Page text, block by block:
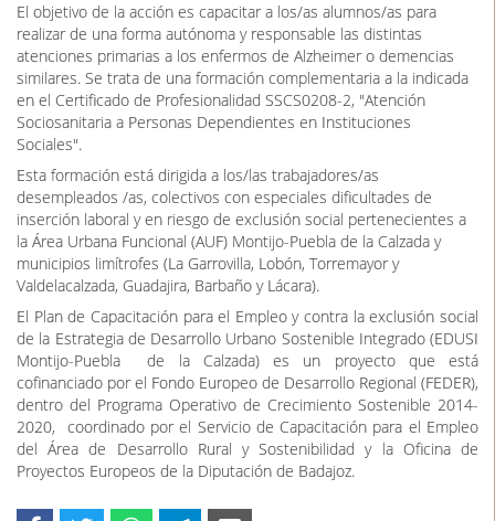
El objetivo de la acción es capacitar a los/as alumnos/as para
realizar de una forma autónoma y responsable las distintas
atenciones primarias a los enfermos de Alzheimer o demencias
similares. Se trata de una formación complementaria a la indicada
en el Certificado de Profesionalidad SSCS0208-2, "Atención
Sociosanitaria a Personas Dependientes en Instituciones
Sociales".
Esta formación está dirigida a los/las trabajadores/as
desempleados /as, colectivos con especiales dificultades de
inserción laboral y en riesgo de exclusión social pertenecientes a
la Área Urbana Funcional (AUF) Montijo-Puebla de la Calzada y
municipios limítrofes (La Garrovilla, Lobón, Torremayor y
Valdelacalzada, Guadajira, Barbaño y Lácara).
El Plan de Capacitación para el Empleo y contra la exclusión social
de la Estrategia de Desarrollo Urbano Sostenible Integrado (EDUSI
Montijo-Puebla de la Calzada) es un proyecto que está
cofinanciado por el Fondo Europeo de Desarrollo Regional (FEDER),
dentro del Programa Operativo de Crecimiento Sostenible 2014-
2020, coordinado por el Servicio de Capacitación para el Empleo
del Área de Desarrollo Rural y Sostenibilidad y la Oficina de
Proyectos Europeos de la Diputación de Badajoz.